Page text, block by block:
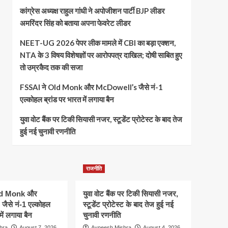
कांग्रेस अध्यक्ष राहुल गांधी ने अपोजीशन पार्टी BJP लीडर
अमरिंदर सिंह को बताया अपना फेवरेट लीडर
NEET-UG 2026 पेपर लीक मामले में CBI का बड़ा एक्शन,
NTA के 3 विषय विशेषज्ञों पर आरोपपत्र दाखिल; दोषी साबित हुए
तो उम्रकैद तक की सजा
FSSAI ने Old Monk और McDowell’s जैसे नं-1
एल्कोहल ब्रांड पर भारत में लगाया बैन
युवा वोट बैंक पर टिकी सियासी नजर, स्टूडेंट प्रोटेस्ट के बाद तेज
हुई नई चुनावी रणनीति
Monk और
नं-1 एल्कोहल
लगाया बैन
राजनीति
युवा वोट बैंक पर टिकी सियासी नजर,
स्टूडेंट प्रोटेस्ट के बाद तेज हुई नई
चुनावी रणनीति